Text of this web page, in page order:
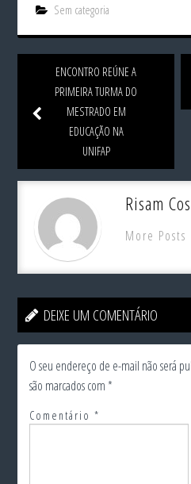
Sem categoria
ENCONTRO REÚNE A
PRIMEIRA TURMA DO
MESTRADO EM
EDUCAÇÃO NA
UNIFAP
Risam
More Posts
DEIXE UM COMENTÁRIO
O seu endereço de e-mail não será
são marcados com *
Comentário*